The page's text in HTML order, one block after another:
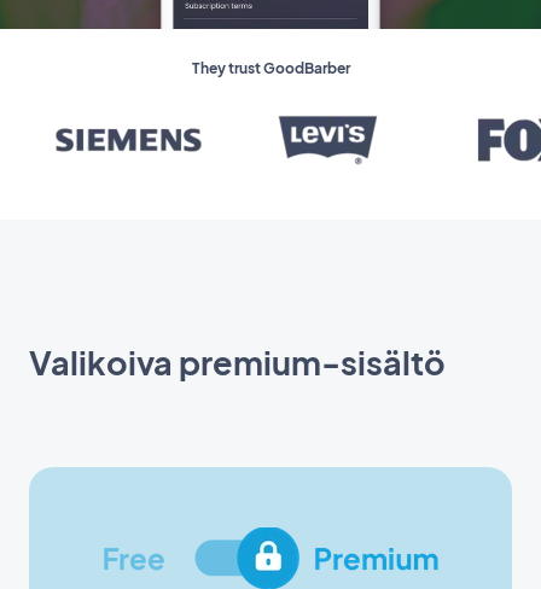
They trust GoodBarber
Valikoiva premium-sisältö